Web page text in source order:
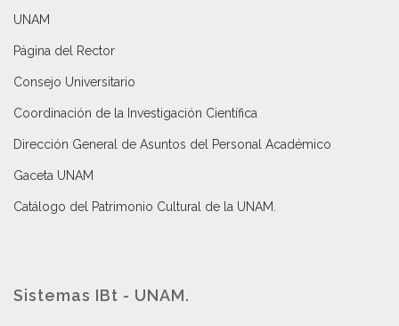
UNAM
Página del Rector
Consejo Universitario
Coordinación de la Investigación Científica
Dirección General de Asuntos del Personal Académico
Gaceta UNAM
Catálogo del Patrimonio Cultural de la UNAM.
Sistemas IBt - UNAM.